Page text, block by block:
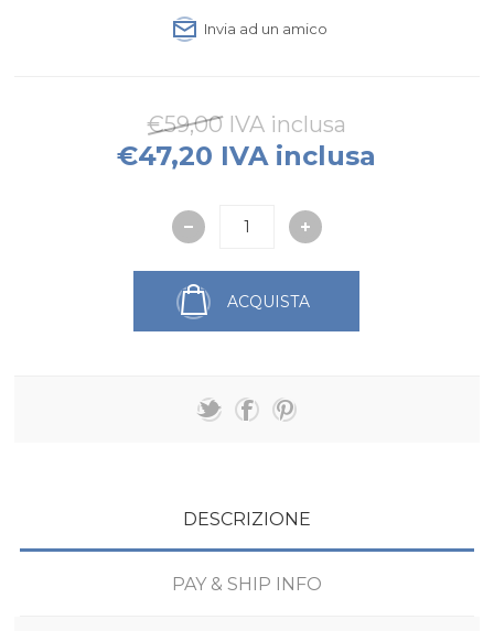
Invia ad un amico
€59,00 IVA inclusa
€47,20 IVA inclusa
ACQUISTA
DESCRIZIONE
PAY & SHIP INFO